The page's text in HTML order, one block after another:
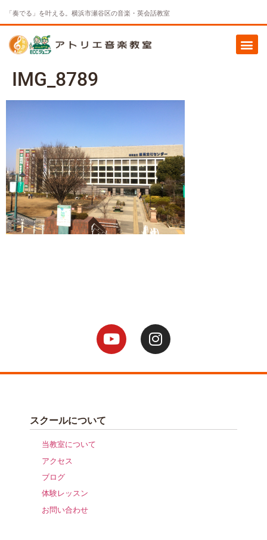
「奏でる」を叶える。横浜市瀬谷区の音楽・英会話教室
IMG_8789
スクールについて
当教室について
アクセス
ブログ
体験レッスン
お問い合わせ